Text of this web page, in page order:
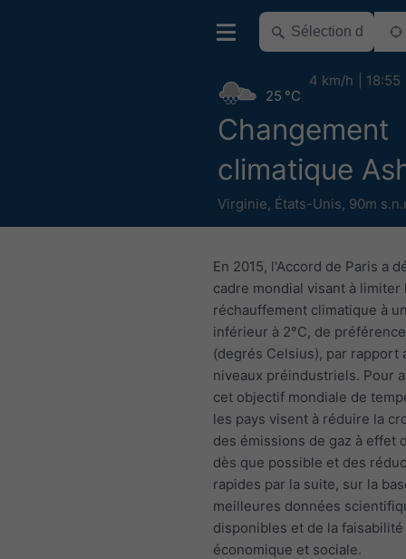
Changement
climatique
Virginie, États-Unis, 90m
25 °C
4 km/h 18:55
En 2015, l'Accord de Paris a
cadre mondial visant à limiter
réchauffement climatique à
inférieur à 2°C, de préférence
(degrés Celsius), par rapport
niveaux préindustriels. Pour
cet objectif mondiale de
les pays visent à réduire la
des émissions de gaz à effet
dès que possible et des
rapides par la suite, sur la
meilleures données
disponibles et de la faisabilité
économique et sociale.